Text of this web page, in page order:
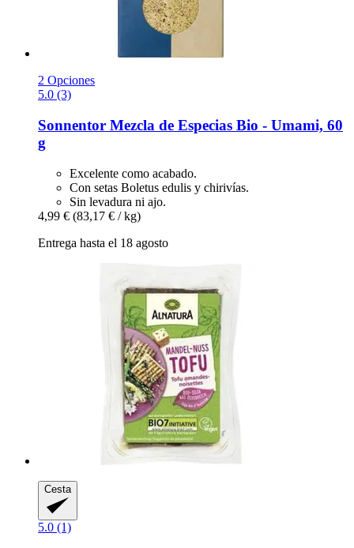
2 Opciones
5.0 (3)
Sonnentor Mezcla de Especias Bio -​ Umami, 60
g
Excelente como acabado.
Con setas Boletus edulis y chirivías.
Sin levadura ni ajo.
4,99 € (83,17 € / kg)
Entrega hasta el 18 agosto
Cesta
5.0 (1)